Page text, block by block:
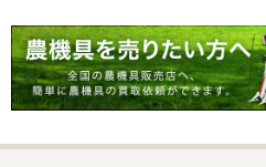
三重県／谷本勝美
こちらの、対応、も、